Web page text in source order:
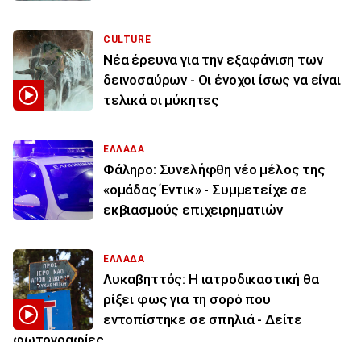
CULTURE
Νέα έρευνα για την εξαφάνιση των
δεινοσαύρων - Οι ένοχοι ίσως να είναι
τελικά οι μύκητες
ΕΛΛΑΔΑ
Φάληρο: Συνελήφθη νέο μέλος της
«ομάδας Έντικ» - Συμμετείχε σε
εκβιασμούς επιχειρηματιών
ΕΛΛΑΔΑ
Λυκαβηττός: Η ιατροδικαστική θα
ρίξει φως για τη σορό που
εντοπίστηκε σε σπηλιά - Δείτε